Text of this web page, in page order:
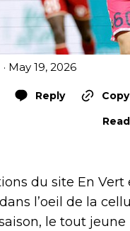
May 19, 2026
Reply
du site En
l’oeil de la
le tout jeune